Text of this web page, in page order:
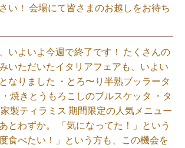
い！ 会場にて皆さまのお越しをお待ち
いよいよ今週で終了です！ たくさんの
いただいたイタリアフェアも、いよい
なりました ・とろ〜り半熟ブッラータ
焼きとうもろこしのブルスケッタ ・タ
製ティラミス 期間限定の人気メニュー
とわずか。 「気になってた！」という
食べたい！」という方も、この機会を